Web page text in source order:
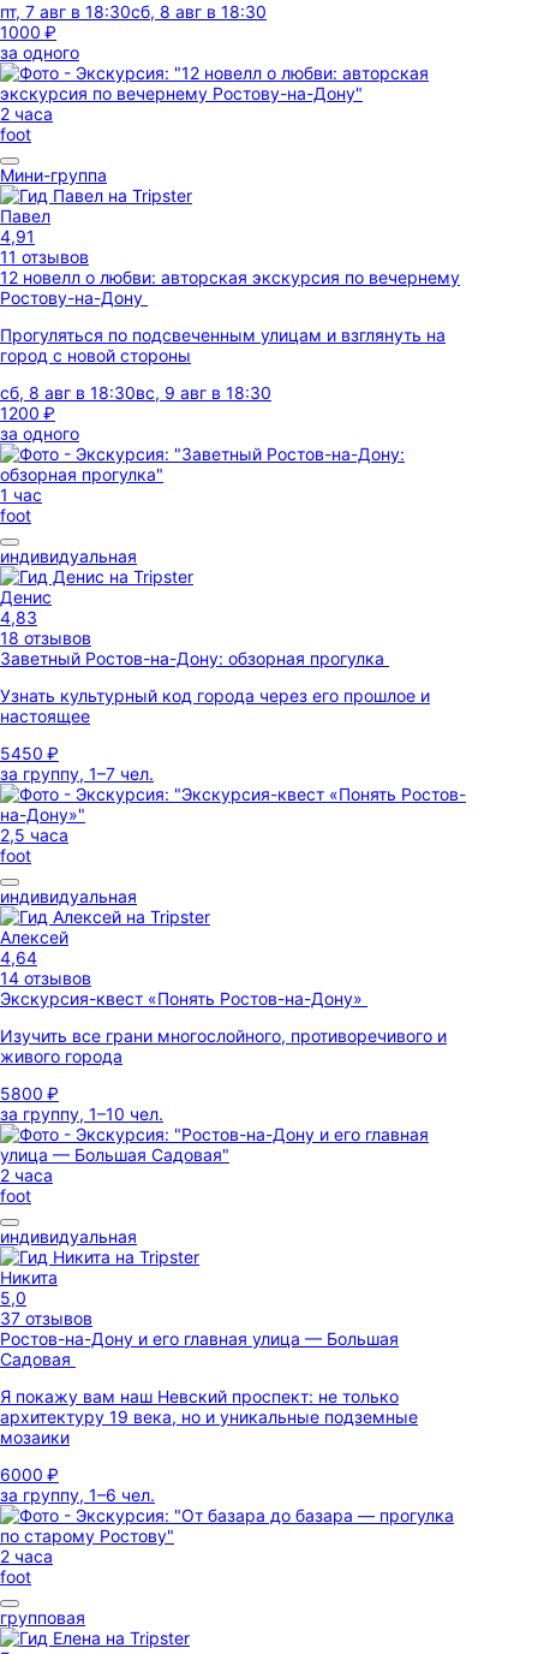
пт, 7 авг в 18:30сб, 8 авг в 18:30
1000 ₽
за одного
2 часа
foot
Мини-группа
Павел
4,91
11 отзывов
12 новелл о любви: авторская экскурсия по вечернему
Ростову-на-Дону
Прогуляться по подсвеченным улицам и взглянуть на
город с новой стороны
сб, 8 авг в 18:30вс, 9 авг в 18:30
1200 ₽
за одного
1 час
foot
индивидуальная
Денис
4,83
18 отзывов
Заветный Ростов-на-Дону: обзорная прогулка
Узнать культурный код города через его прошлое и
настоящее
5450 ₽
за группу, 1–7 чел.
2,5 часа
foot
индивидуальная
Алексей
4,64
14 отзывов
Экскурсия-квест «Понять Ростов-на-Дону»
Изучить все грани многослойного, противоречивого и
живого города
5800 ₽
за группу, 1–10 чел.
2 часа
foot
индивидуальная
Никита
5,0
37 отзывов
Ростов-на-Дону и его главная улица — Большая
Садовая
Я покажу вам наш Невский проспект: не только
архитектуру 19 века, но и уникальные подземные
мозаики
6000 ₽
за группу, 1–6 чел.
2 часа
foot
групповая